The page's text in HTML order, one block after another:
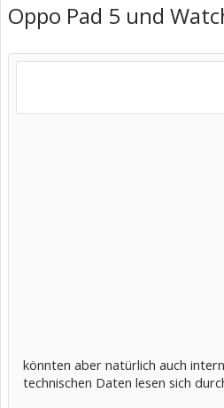
Oppo Pad 5 und
könnten aber natürlich auch
technischen Daten lesen sich